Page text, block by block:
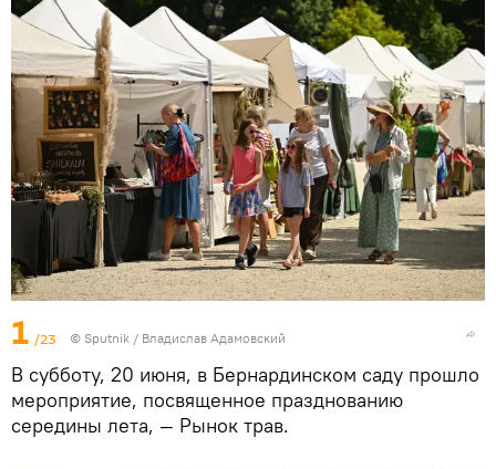
1 /23 © Sputnik / Владислав Адамовский
В субботу, 20 июня, в Бернардинском саду прошло
мероприятие, посвященное празднованию
середины лета, — Рынок трав.